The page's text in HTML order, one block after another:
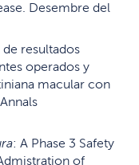
Desembre del
resultados
operados y
macular con
: A Phase 3 Safety
of